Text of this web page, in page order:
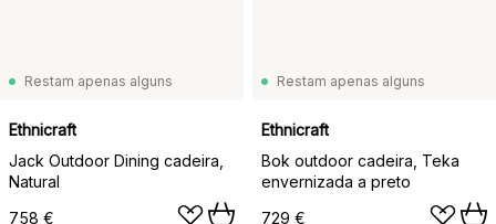
Restam apenas alguns
Ethnicraft
Jack Outdoor Dining cadeira,
Natural
758 €
Restam apenas alguns
Ethnicraft
Bok outdoor cadeira, Teka
envernizada a preto
729 €